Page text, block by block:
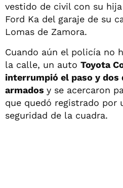
vestido de civil con su hija
Ford Ka del garaje de su
Lomas de Zamora.
Cuando aún el policía no
la calle, un auto Toyota
interrumpió el paso y dos
armados y se acercaron
que quedó registrado por
seguridad de la cuadra.